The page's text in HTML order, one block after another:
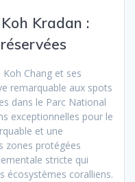
Kradan :
Chang et ses
remarquable aux spots
dans le Parc National
exceptionnelles pour le
et une
zones protégées
stricte qui
écosystèmes coralliens.